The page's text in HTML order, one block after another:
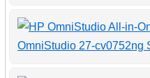
OmniStudio 27-cv0752ng